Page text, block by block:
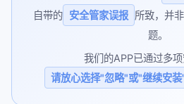
自带的 安全管家误报 所致，并
题。
我们的APP已通过多项
请放心选择"忽略"或"继续安装